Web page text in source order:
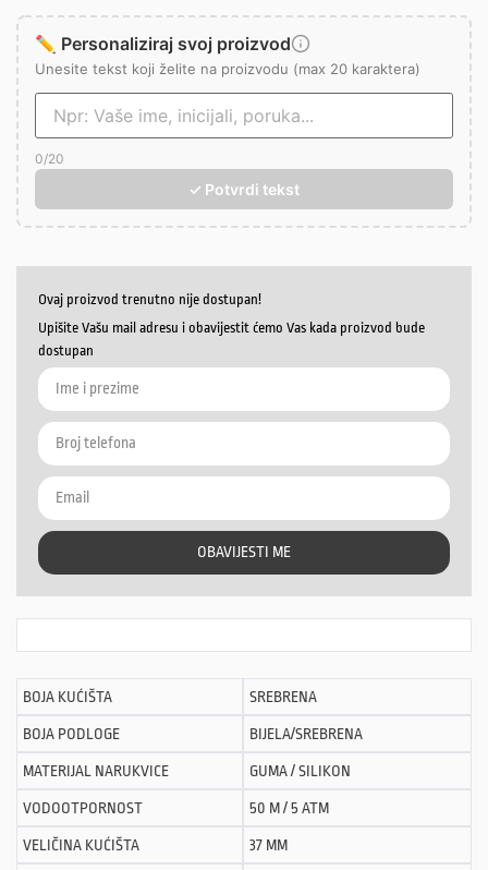
✏️ Personaliziraj svoj proizvod
Unesite tekst koji želite na proizvodu (max 20 karaktera)
0/20
✓ Potvrdi tekst
Ovaj proizvod trenutno nije dostupan!
Upišite Vašu mail adresu i obavijestit ćemo Vas kada proizvod bude
dostupan
OBAVIJESTI ME
BOJA KUĆIŠTA SREBRENA
BOJA PODLOGE BIJELA/SREBRENA
MATERIJAL NARUKVICE GUMA / SILIKON
VODOOTPORNOST 50 M / 5 ATM
VELIČINA KUĆIŠTA 37 MM